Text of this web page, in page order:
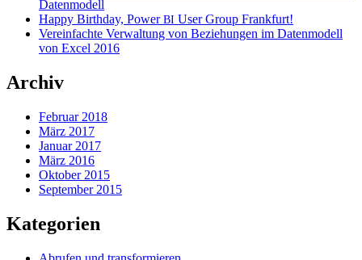
Datenmodell
Happy Birthday, PowerBI User Group Frankfurt!
Vereinfachte Verwaltung von Beziehungen im Datenmodell
von Excel 2016
Archiv
Februar 2018
März 2017
Januar 2017
März 2016
Oktober 2015
September 2015
Kategorien